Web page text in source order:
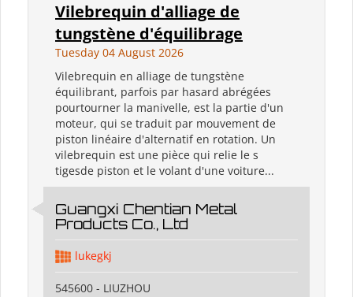
Vilebrequin d'alliage de
tungstène d'équilibrage
Tuesday 04 August 2026
Vilebrequin en alliage de tungstène
équilibrant, parfois par hasard abrégées
pourtourner la manivelle, est la partie d'un
moteur, qui se traduit par mouvement de
piston linéaire d'alternatif en rotation. Un
vilebrequin est une pièce qui relie le s
tigesde piston et le volant d'une voiture...
Guangxi Chentian Metal
Products Co., Ltd
lukegkj
545600 - LIUZHOU